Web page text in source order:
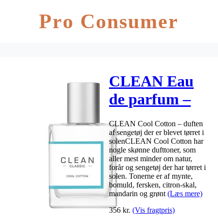
Pro Consumer
CLEAN Eau
de parfum –
Cool Cotton –
30 ml
CLEAN Cool Cotton – duften
af sengetøj der er blevet tørret i
solenCLEAN Cool Cotton har
nogle skønne dufttoner, som
aller mest minder om natur,
forår og sengetøj der har tørret i
solen. Tonerne er af mynte,
bomuld, fersken, citron-skal,
mandarin og grønt (Læs mere)
356 kr. (Vis fragtpris)